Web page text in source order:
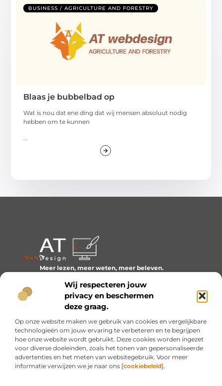
Wij respecteren jouw
privacy en beschermen
deze graag.
Op onze website maken we gebruik van cookies en vergelijkbare
technologieën om jouw ervaring te verbeteren en te begrijpen
hoe onze website wordt gebruikt. Deze cookies worden ingezet
voor diverse doeleinden, zoals het tonen van gepersonaliseerde
advertenties en het meten van websitegebruik. Voor meer
informatie verwijzen we je naar ons [cookiebeleid].
BUSINESS / AGRICULTURE AND FORESTRY
Blaas je bubbelbad op
Wat is nou dat ene ding dat wij mensen absoluut nodig
hebben om te kunnen
Meer lezen, meer weten, meer beleven.
het dagelijks leven boeiend maakt.
Bericht categorie
Onze informatie